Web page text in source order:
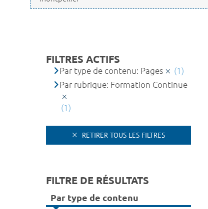
FILTRES ACTIFS
Par type de contenu: Pages
(1)
Par rubrique: Formation Continue
(1)
RETIRER TOUS LES FILTRES
FILTRE DE RÉSULTATS
Par type de contenu